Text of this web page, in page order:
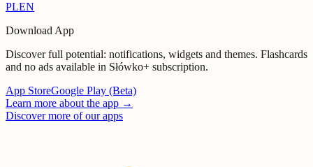
PLEN
Download App
Discover full potential: notifications, widgets and themes. Flashcards
and no ads available in Słówko+ subscription.
App StoreGoogle Play (Beta)
Learn more about the app →
Discover more of our apps